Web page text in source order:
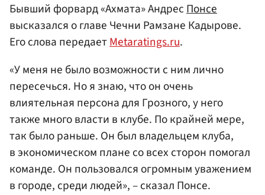
Бывший форвард «Ахмата» АндресПонсе
высказался о главе Чечни Рамзане Кадырове.
Его слова передаетMetaratings.ru.
«У меня не было возможности с ним лично
пересечься. Но я знаю, что он очень
влиятельная персона для Грозного, у него
также много власти в клубе. По крайней мере,
так было раньше. Он был владельцем клуба,
в экономическом плане со всех сторон помогал
команде. Он пользовался огромным уважением
в городе, среди людей», – сказал Понсе.